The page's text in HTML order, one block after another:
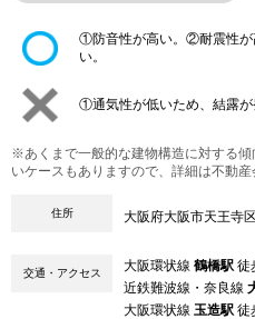
①防音性が高い。②耐震性が
い。
①通気性が低いため、結露が
※あくまで一般的な建物構造に対する
いケースもありますので、詳細は不動産
住所 大阪府大阪市天王寺
交通・アクセス 大阪環状線 鶴橋駅 徒
近鉄難波線・奈良線
大阪環状線 玉造駅 徒